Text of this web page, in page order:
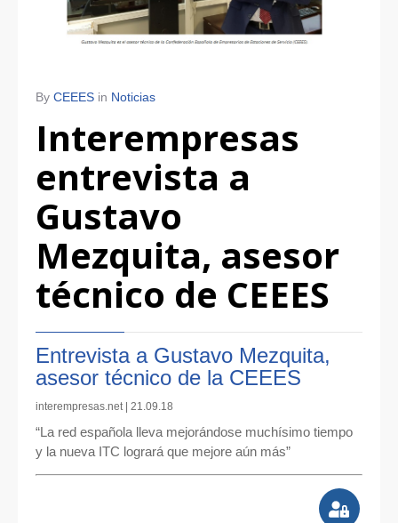
By CEEES in Noticias
Interempresas
entrevista a
Gustavo
Mezquita, asesor
técnico de CEEES
Entrevista a Gustavo Mezquita,
asesor técnico de la CEEES
interempresas.net | 21.09.18
“La red española lleva mejorándose muchísimo tiempo
y la nueva ITC logrará que mejore aún más”